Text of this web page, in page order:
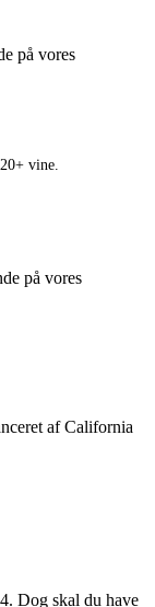
på vores
vine.
på vores
af California
Dog skal du have